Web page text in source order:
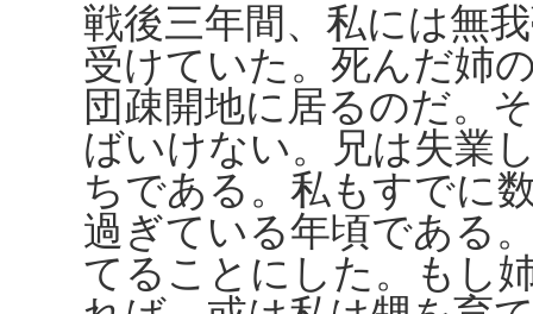
戦後三年間、私には無
受けていた。死んだ姉
団疎開地に居るのだ。
ばいけない。兄は失業
ちである。私もすでに
過ぎている年頃である
てることにした。もし